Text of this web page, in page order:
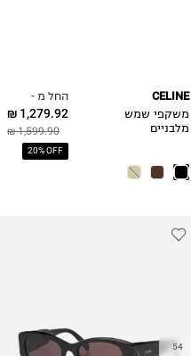
החל מ -
1,279.92 ₪
1,599.90 ₪
20% OFF
CELINE
משקפי שמש
מלבניים
54